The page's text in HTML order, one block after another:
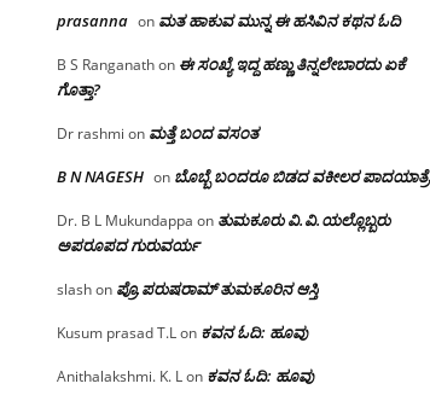
prasanna on ಮತ ಹಾಕುವ ಮುನ್ನ ಈ ಹಸಿವಿನ ಕಥನ ಓದಿ
B S Ranganathon ಈ ಸಂಖ್ಯೆ ಇದ್ದ ಹಣ್ಣು ತಿನ್ನಲೇಬಾರದು ಏಕೆ
ಗೊತ್ತಾ?
Dr rashmi on ಮತ್ತೆ ಬಂದ ವಸಂತ
B N NAGESH on ಬೊಬ್ಬೆ ಬಂದರೂ ಬಿಡದ ವಕೀಲರ ಪಾದಯಾತ್ರೆ
Dr. B L Mukundappa on ತುಮಕೂರು‌ ವಿ.ವಿ.ಯಲ್ಲೊಬ್ಬರು
ಅಪರೂಪದ ಗುರುವರ್ಯ
slashon ಪ್ರೊ.ಪರುಷರಾಮ್ ತುಮಕೂರಿನ ಆಸ್ತಿ
Kusum prasad T.Lon ಕವನ ಓದಿ: ಹೂವು
Anithalakshmi. K. Lon ಕವನ ಓದಿ: ಹೂವು